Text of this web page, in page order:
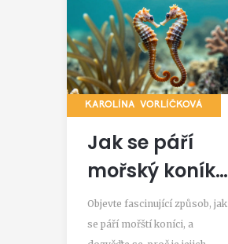
KAROLÍNA VORLÍČKOVÁ
Jak se páří
mořský koník?
Tajemství
biologie a jeho
Objevte fascinující způsob, jak
se páří mořští koníci, a